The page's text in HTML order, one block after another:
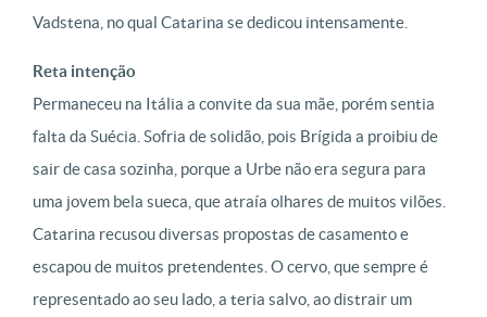
Vadstena, no qual Catarina se dedicou intensamente.
Reta intenção
Permaneceu na Itália a convite da sua mãe, porém sentia
falta da Suécia. Sofria de solidão, pois Brígida a proibiu de
sair de casa sozinha, porque a Urbe não era segura para
uma jovem bela sueca, que atraía olhares de muitos vilões.
Catarina recusou diversas propostas de casamento e
escapou de muitos pretendentes. O cervo, que sempre é
representado ao seu lado, a teria salvo, ao distrair um